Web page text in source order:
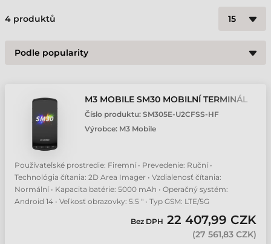
4 produktů
M3 MOBILE SM30 MOBILNÍ TERMINÁL
Číslo produktu: SM305E-U2CFSS-HF
Výrobce: M3 Mobile
Používateľské prostredie: Firemní • Prevedenie: Ruční •
Technológia čítania: 2D Area Imager • Vzdialenosť čítania:
Normální • Kapacita batérie: 5000 mAh • Operačný systém:
Android 14 • Veľkosť obrazovky: 5.5 " • Typ GSM: LTE/5G
Bez DPH 22 407,99 CZK
(27 561,83 CZK)